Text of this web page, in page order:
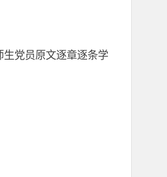
党员原文逐章逐条学